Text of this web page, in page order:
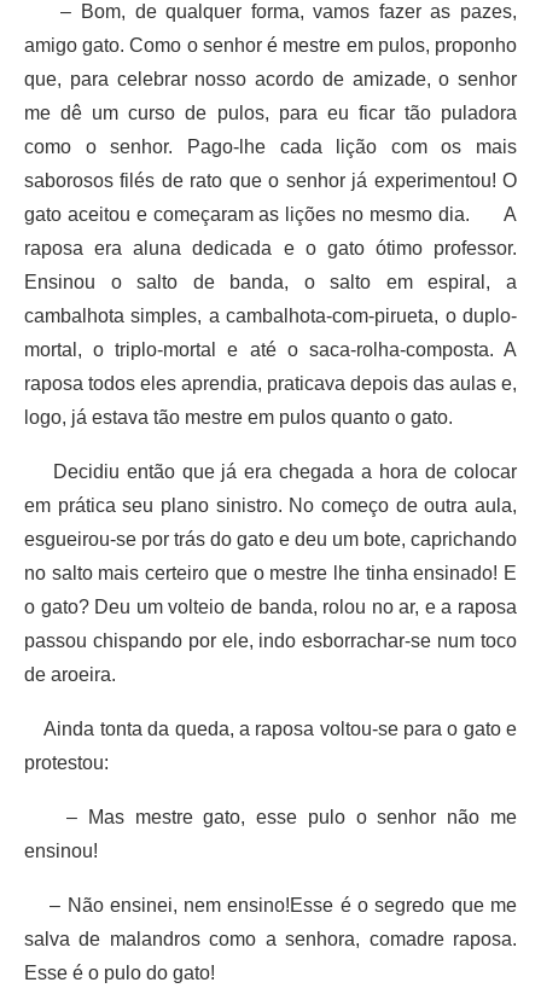
– Bom, de qualquer forma, vamos fazer as pazes,
amigo gato. Como o senhor é mestre em pulos, proponho
que, para celebrar nosso acordo de amizade, o senhor
me dê um curso de pulos, para eu ficar tão puladora
como o senhor. Pago-lhe cada lição com os mais
saborosos filés de rato que o senhor já experimentou! O
gato aceitou e começaram as lições no mesmo dia. A
raposa era aluna dedicada e o gato ótimo professor.
Ensinou o salto de banda, o salto em espiral, a
cambalhota simples, a cambalhota-com-pirueta, o duplo-
mortal, o triplo-mortal e até o saca-rolha-composta. A
raposa todos eles aprendia, praticava depois das aulas e,
logo, já estava tão mestre em pulos quanto o gato.
Decidiu então que já era chegada a hora de colocar
em prática seu plano sinistro. No começo de outra aula,
esgueirou-se por trás do gato e deu um bote, caprichando
no salto mais certeiro que o mestre lhe tinha ensinado! E
o gato? Deu um volteio de banda, rolou no ar, e a raposa
passou chispando por ele, indo esborrachar-se num toco
de aroeira.
Ainda tonta da queda, a raposa voltou-se para o gato e
protestou:
– Mas mestre gato, esse pulo o senhor não me
ensinou!
– Não ensinei, nem ensino!Esse é o segredo que me
salva de malandros como a senhora, comadre raposa.
Esse é o pulo do gato!